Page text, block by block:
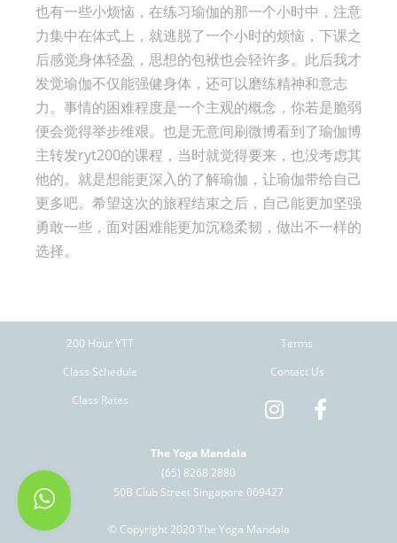
也有一些小烦恼，在练习瑜伽的那一个小时中，注意
力集中在体式上，就逃脱了一个小时的烦恼，下课之
后感觉身体轻盈，思想的包袱也会轻许多。此后我才
发觉瑜伽不仅能强健身体，还可以磨练精神和意志
力。事情的困难程度是一个主观的概念，你若是脆弱
便会觉得举步维艰。也是无意间刷微博看到了瑜伽博
主转发ryt200的课程，当时就觉得要来，也没考虑其
他的。就是想能更深入的了解瑜伽，让瑜伽带给自己
更多吧。希望这次的旅程结束之后，自己能更加坚强
勇敢一些，面对困难能更加沉稳柔韧，做出不一样的
选择。
200 Hour YTT
Class Schedule
Class Rates
Terms
Contact Us
The Yoga Mandala
(65) 8268 2880
50B Club Street Singapore 069427
© Copyright 2020 The Yoga Mandala